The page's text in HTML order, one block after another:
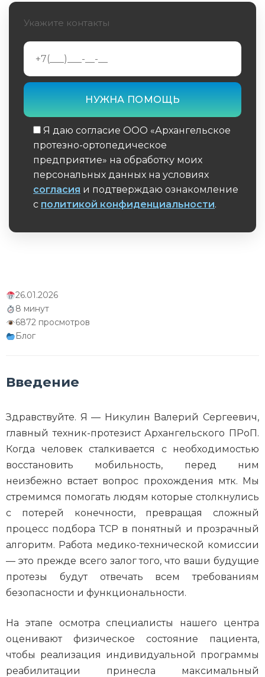
в Архангельске
СВО
Укажите контакты
Я даю согласие ООО «Архангельское
протезно-ортопедическое
предприятие» на обработку моих
персональных данных на условиях
согласия и подтверждаю ознакомление
с политикой конфиденциальности.
26.01.2026
8 минут
6872 просмотров
Блог
Введение
Здравствуйте. Я — Никулин Валерий Сергеевич,
главный техник-протезист Архангельского ПРоП.
Когда человек сталкивается с необходимостью
восстановить мобильность, перед ним
неизбежно встает вопрос прохождения мтк. Мы
стремимся помогать людям которые столкнулись
с потерей конечности, превращая сложный
процесс подбора ТСР в понятный и прозрачный
алгоритм. Работа медико-технической комиссии
— это прежде всего залог того, что ваши будущие
протезы будут отвечать всем требованиям
безопасности и функциональности.
На этапе осмотра специалисты нашего центра
оценивают физическое состояние пациента,
чтобы реализация индивидуальной программы
реабилитации принесла максимальный